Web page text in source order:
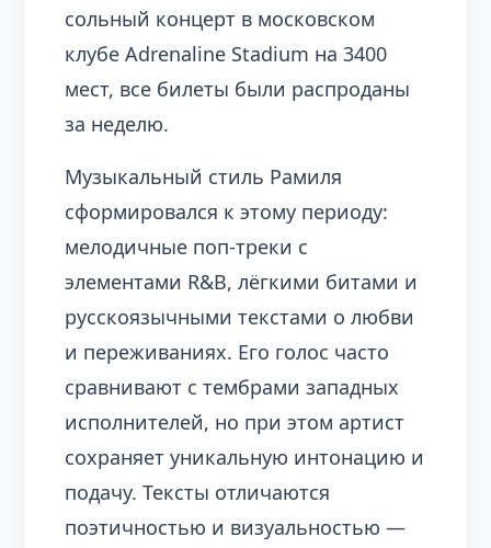
сольный концерт в московском
клубе Adrenaline Stadium на 3400
мест, все билеты были распроданы
за неделю.
Музыкальный стиль Рамиля
сформировался к этому периоду:
мелодичные поп-треки с
элементами R&B, лёгкими битами и
русскоязычными текстами о любви
и переживаниях. Его голос часто
сравнивают с тембрами западных
исполнителей, но при этом артист
сохраняет уникальную интонацию и
подачу. Тексты отличаются
поэтичностью и визуальностью —